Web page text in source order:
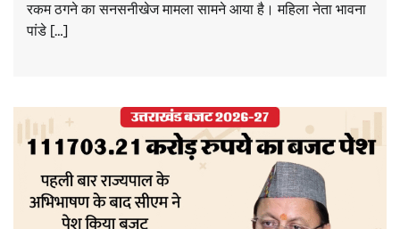
रकम ठगने का सनसनीखेज मामला सामने आया है। महिला नेता भावना
पांडे […]